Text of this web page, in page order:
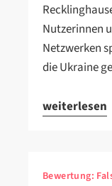
Nutzerinnen
Netzwerken
die Ukraine
weiterlesen
Bewertung: